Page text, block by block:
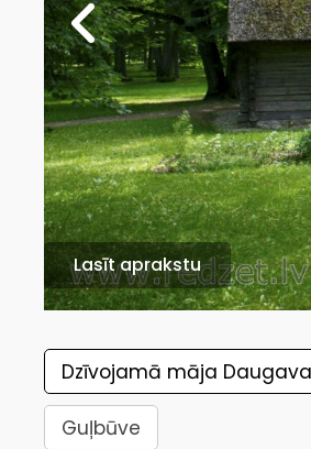
Lasīt aprakstu
Dzīvojamā māja
Guļbūve